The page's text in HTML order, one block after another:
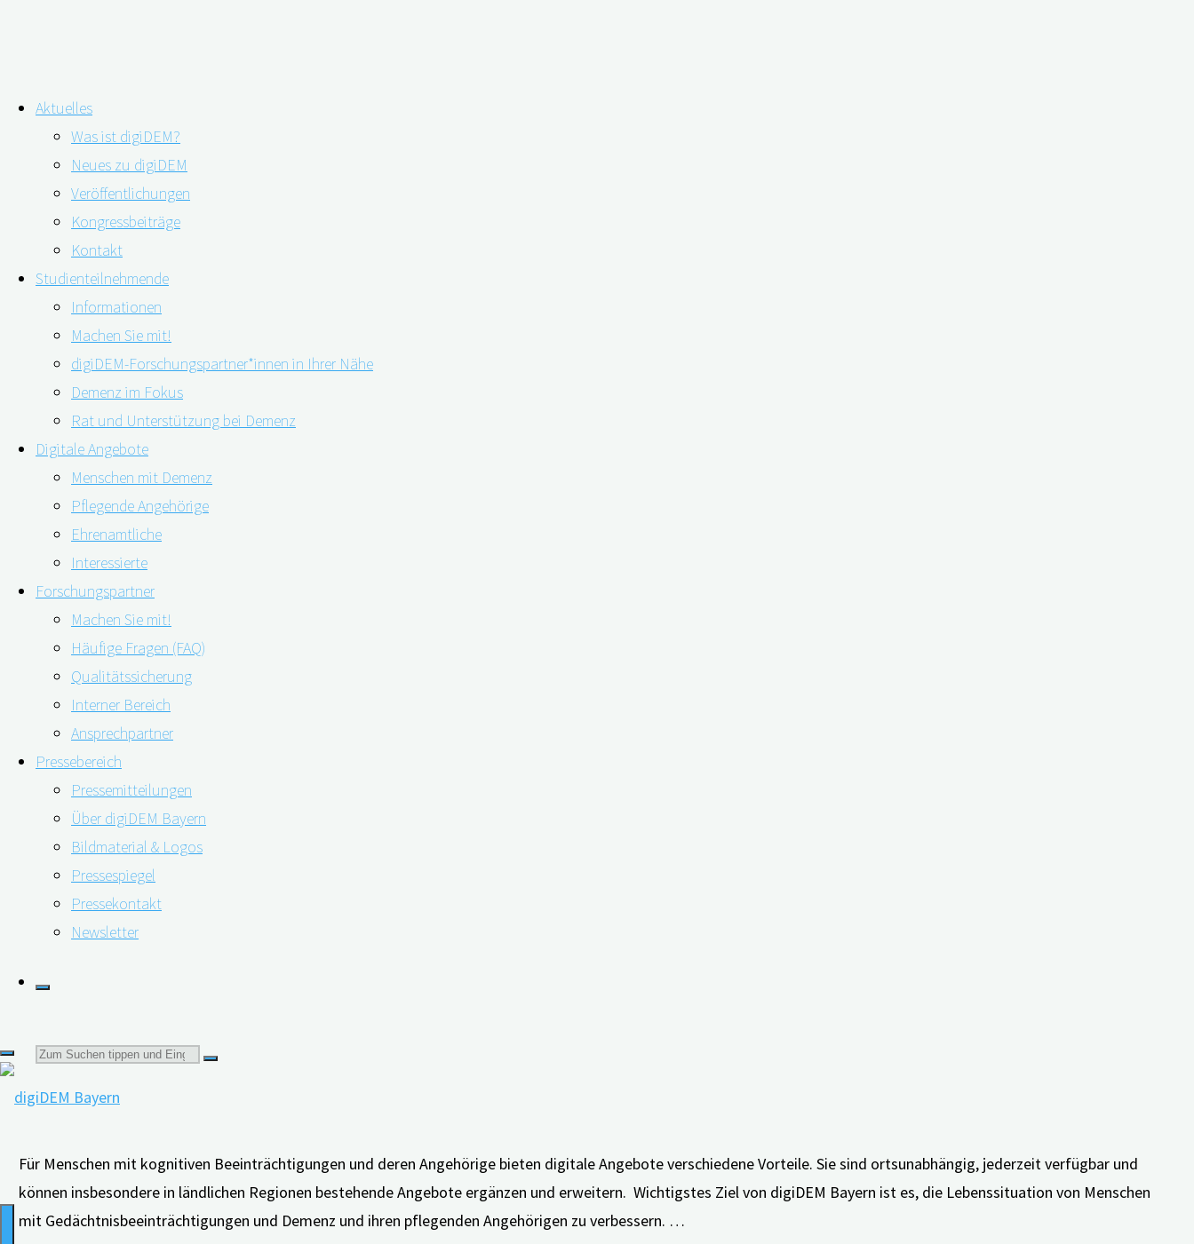
Inhalt
springen
Aktuelles
Was ist digiDEM?
Neues zu digiDEM
Veröffentlichungen
Kongressbeiträge
Kontakt
Studienteilnehmende
Informationen
Machen Sie mit!
digiDEM-Forschungspartner*innen in Ihrer Nähe
Demenz im Fokus
Rat und Unterstützung bei Demenz
Digitale Angebote
Menschen mit Demenz
Pflegende Angehörige
Ehrenamtliche
Interessierte
Forschungspartner
Machen Sie mit!
Häufige Fragen (FAQ)
Qualitätssicherung
Interner Bereich
Ansprechpartner
Pressebereich
Pressemitteilungen
Über digiDEM Bayern
Bildmaterial & Logos
Pressespiegel
Pressekontakt
Newsletter
Suchen
Schlagwort:Gesundheit
Webinar: Das Recht auf (Nicht-)Wissen einer Demenzdiagnose aus medizinethischer Sicht
04.10.202202.06.2023
Für Demenzerkrankungen gibt es bisher keine Heilung. Lediglich die Symptome einer Demenz lassen sich nicht-medikamentös und medikamentös günstig beeinflussen. Daher
stellt sich die Frage, ob sich mögliche Betroffene über die eigene Demenzdiagnose informieren lassen sollten oder nicht. Es gibt wissenschaftliche Gründe, die für eine
zeitgerechte Diagnose sprechen. So können Betroffene …
weiterlesen"Webinar:
Das
Recht
auf
(Nicht-)Wissen
einer
Demenzdiagnose
aus
medizinethischer
Webinar: digiDEM Bayern und seine digitalen Angebote für Menschen mit Demenz sowie Angehörige
08.09.2022 02.06.2023
Für Menschen mit kognitiven Beeinträchtigungen und deren Angehörige bieten digitale Angebote verschiedene Vorteile. Sie sind ortsunabhängig, jederzeit verfügbar und
können insbesondere in ländlichen Regionen bestehende Angebote ergänzen und erweitern. Wichtigstes Ziel von digiDEM Bayern ist es, die Lebenssituation von Menschen
mit Gedächtnisbeeinträchtigungen und Demenz und ihren pflegenden Angehörigen zu verbessern. …